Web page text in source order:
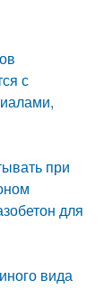
с
при
для
вида